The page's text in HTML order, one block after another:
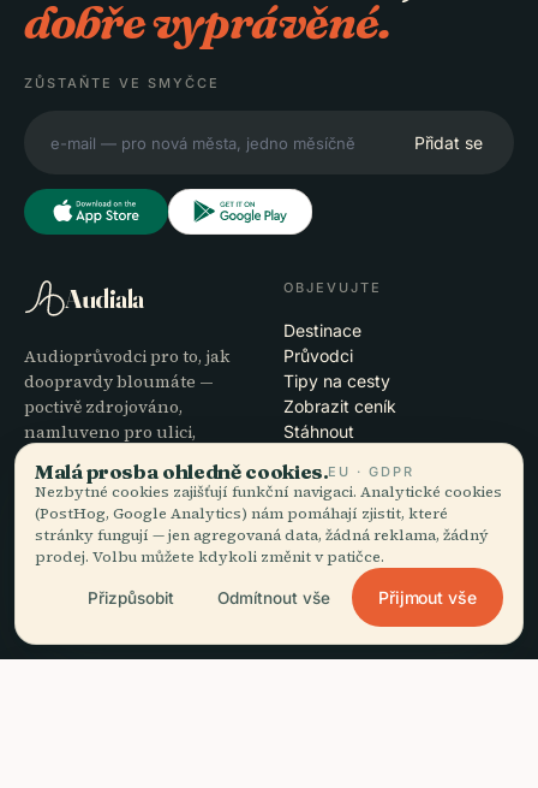
dobře vyprávěné.
ZŮSTAŇTE VE SMYČCE
Přidat se
Audiala
Audioprůvodci pro to, jak
doopravdy bloumáte —
poctivě zdrojováno,
namluveno pro ulici,
staženo na jeden zátah.
OBJEVUJTE
Destinace
Průvodci
Tipy na cesty
Zobrazit ceník
Stáhnout
SPOLEČNOST
O nás
NÁPOVĚDA
Podpora
Řešení potíží s aplikací
Kontakt
Staňte se partnerem
Malá prosba ohledně cookies.EU · GDPR
Nezbytné cookies zajišťují funkční navigaci. Analytické cookies
(PostHog, Google Analytics) nám pomáhají zjistit, které
stránky fungují — jen agregovaná data, žádná reklama, žádný
prodej. Volbu můžete kdykoli změnit v patičce.
Přizpůsobit Odmítnout vše Přijmout vše